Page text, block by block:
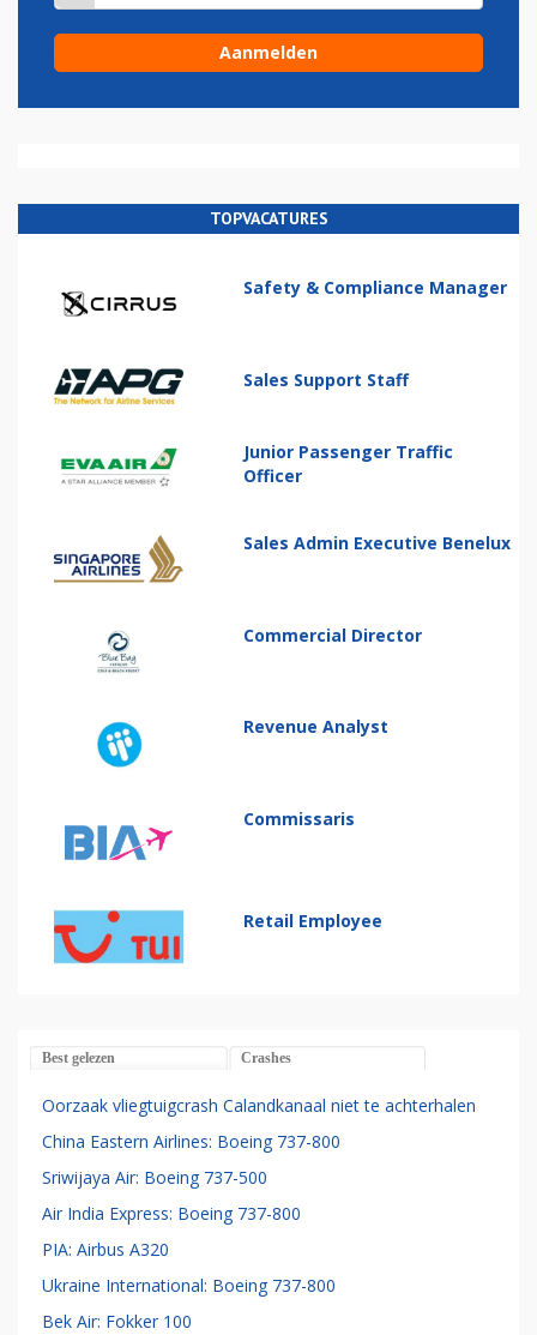
TOPVACATURES
Safety & Compliance Manager
Sales Support Staff
Junior Passenger Traffic
Officer
Sales Admin Executive Benelux
Commercial Director
Revenue Analyst
Commissaris
Retail Employee
Best gelezen Crashes
Oorzaak vliegtuigcrash Calandkanaal niet te achterhalen
China Eastern Airlines: Boeing 737-800
Sriwijaya Air: Boeing 737-500
Air India Express: Boeing 737-800
PIA: Airbus A320
Ukraine International: Boeing 737-800
Bek Air: Fokker 100